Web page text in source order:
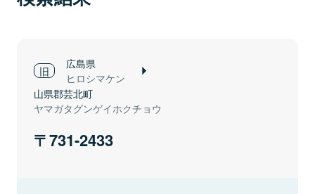
広島県
ヒロシマケン
山県郡芸北町
ヤマガタグンゲイホクチョウ
731-2433